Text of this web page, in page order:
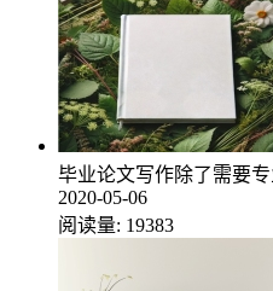
毕业论文写作除了需要
2020-05-06
阅读量: 19383